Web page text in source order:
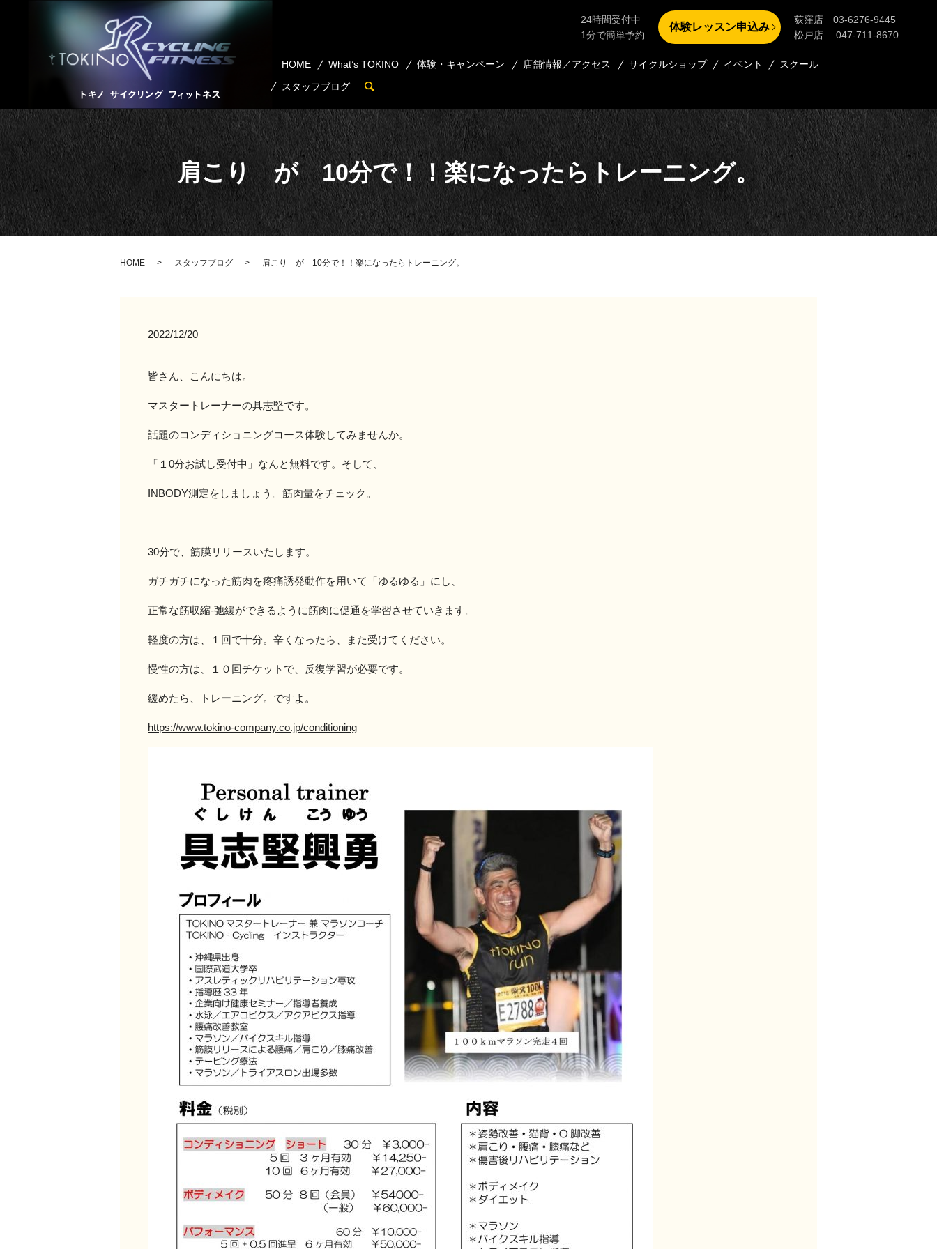
HOME What’s TOKINO 体験・キャンペーン 店舗情報／アクセス サイクルショップ イベント
スクール
スタッフブログ
search
24時間受付中
1分で簡単予約
体験レッスン申込み
荻窪店 03-6276-9445
松戸店 047-711-8670
肩こり が 10分で！！楽になったらトレーニング。
HOME スタッフブログ 肩こり が 10分で！！楽になったらトレーニング。
2022/12/20
皆さん、こんにちは。
マスタートレーナーの具志堅です。
話題のコンディショニングコース体験してみませんか。
「１0分お試し受付中」なんと無料です。そして、
INBODY測定をしましょう。筋肉量をチェック。
30分で、筋膜リリースいたします。
ガチガチになった筋肉を疼痛誘発動作を用いて「ゆるゆる」にし、
正常な筋収縮-弛緩ができるように筋肉に促通を学習させていきます。
軽度の方は、１回で十分。辛くなったら、また受けてください。
慢性の方は、１０回チケットで、反復学習が必要です。
緩めたら、トレーニング。ですよ。
https://www.tokino-company.co.jp/conditioning